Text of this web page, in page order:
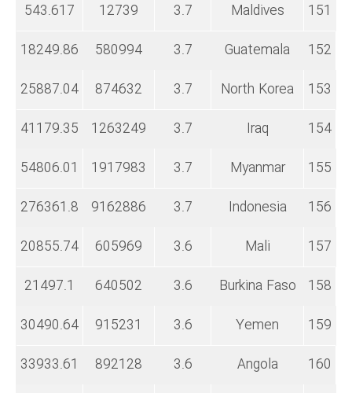
151
Maldives
3.7
12739
543.617
152
Guatemala
3.7
580994
18249.86
153
North Korea
3.7
874632
25887.04
154
Iraq
3.7
1263249
41179.35
155
Myanmar
3.7
1917983
54806.01
156
Indonesia
3.7
9162886
276361.8
157
Mali
3.6
605969
20855.74
158
Burkina Faso
3.6
640502
21497.1
159
Yemen
3.6
915231
30490.64
160
Angola
3.6
892128
33933.61